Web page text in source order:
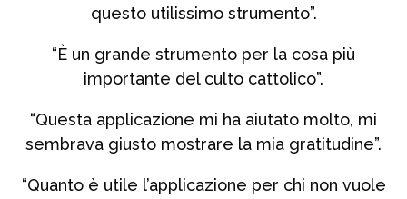
questo utilissimo strumento”.
“È un grande strumento per la cosa più
importante del culto cattolico”.
“Questa applicazione mi ha aiutato molto, mi
sembrava giusto mostrare la mia gratitudine”.
“Quanto è utile l’applicazione per chi non vuole